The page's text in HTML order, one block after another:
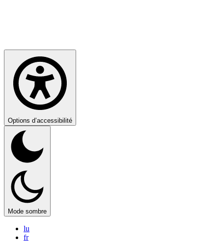
Options d’accessibilité
Mode sombre
lu
fr